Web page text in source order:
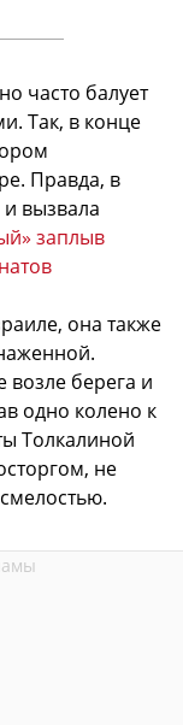
часто балует
Так, в конце
Правда, в
вызвала
заплыв
она также
берега и
одно колено к
Толкалиной
не